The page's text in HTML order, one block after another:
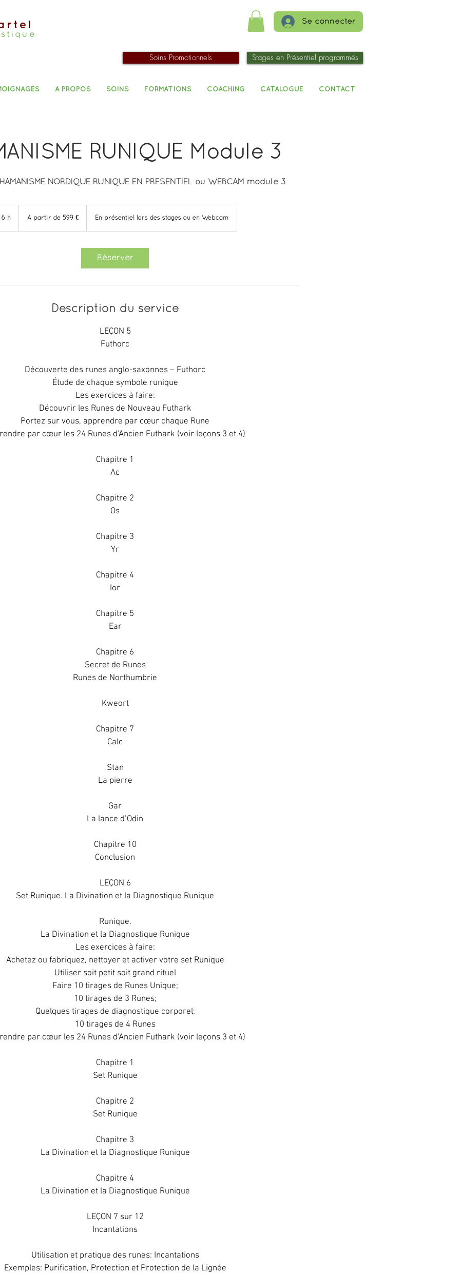
Se connecter
Soins Promotionnels Stages en Présentiel programmés
A PROPOS SOINS FORMATIONS COACHING CATALOGUE CONTACT
RUNIQUE Module 3
NORDIQUE RUNIQUE EN PRESENTIEL ou WEBCAM module 3
6 h
partir
euros
À partir de 599 € En présentiel lors des stages ou en Webcam
Réserver
Description du service
LEÇON 5
Futhorc
Découverte des runes anglo-saxonnes – Futhorc
Étude de chaque symbole runique
Les exercices à faire:
Découvrir les Runes de Nouveau Futhark
Portez sur vous, apprendre par cœur chaque Rune
par cœur les 24 Runes d’Ancien Futhark (voir leçons 3 et 4)
Chapitre 1
Ac
Chapitre 2
Os
Chapitre 3
Yr
Chapitre 4
Ior
Chapitre 5
Ear
Chapitre 6
Secret de Runes
Runes de Northumbrie
Kweort
Chapitre 7
Calc
Stan
La pierre
Gar
La lance d’Odin
Chapitre 10
Conclusion
LEÇON 6
Set Runique. La Divination et la Diagnostique Runique
Runique.
La Divination et la Diagnostique Runique
Les exercices à faire:
Achetez ou fabriquez, nettoyer et activer votre set Runique
Utiliser soit petit soit grand rituel
Faire 10 tirages de Runes Unique;
10 tirages de 3 Runes;
Quelques tirages de diagnostique corporel;
10 tirages de 4 Runes
par cœur les 24 Runes d’Ancien Futhark (voir leçons 3 et 4)
Chapitre 1
Set Runique
Chapitre 2
Set Runique
Chapitre 3
La Divination et la Diagnostique Runique
Chapitre 4
La Divination et la Diagnostique Runique
LEÇON 7 sur 12
Incantations
Utilisation et pratique des runes: Incantations
Exemples: Purification, Protection et Protection de la Lignée